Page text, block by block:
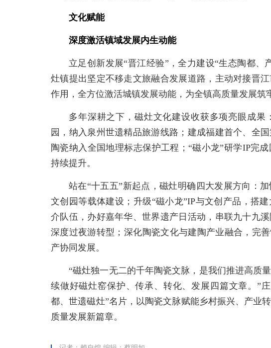
文化赋能
深度激活镇域发展内生动能
立足创新发展“晋江经验”，全力建设“生态陶都、
灶镇提出坚定不移走文旅融合发展道路，主动对接晋
作用，全方位激活城镇发展动能，为全镇高质量发展筑
多年深耕之下，磁灶文化建设收获多项亮眼成果
园，纳入泉州世遗精品旅游线路；建成福建首个、全
陶瓷纳入全国地理标志保护工程；“磁小龙”研学IP完
持续提升。
站在“十五五”新起点，磁灶明确四大发展方向：
文创园等载体建设；升级“磁小龙”IP与文创产品，搭
介队伍，办好嘉年华、世界遗产日活动，串联九十九
深度过夜游转型；深化陶瓷文化与建陶产业融合，完
产协同发展。
“磁灶独一无二的千年陶瓷文脉，是我们推进高质
续做好磁灶窑保护、传承、转化、发展四篇文章。”
都、世遗磁灶”名片，以陶瓷文脉赋能乡村振兴、产业
质量发展新篇章。